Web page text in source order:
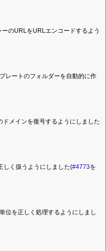
のURLをURLエンコードするよう
レートのフォルダーを自動的に作
メインを復号するようにしました
しく扱うようにしました(#4773を
位を正しく処理するようにしまし